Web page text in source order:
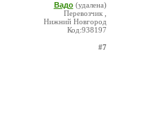
Вадо (удалена)
Перевозчик ,
Нижний Новгород
Код:938197
#7